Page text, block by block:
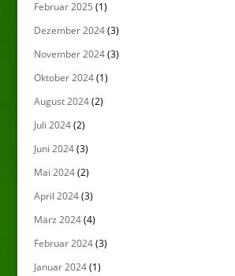
Februar 2025 (1)
Dezember 2024(3)
November 2024(3)
Oktober 2024(1)
August 2024(2)
Juli 2024(2)
Juni 2024(3)
Mai 2024(2)
April 2024(3)
März 2024(4)
Februar 2024(3)
Januar 2024(1)